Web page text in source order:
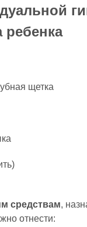
ребенка
щетка
средствам,
отнести: